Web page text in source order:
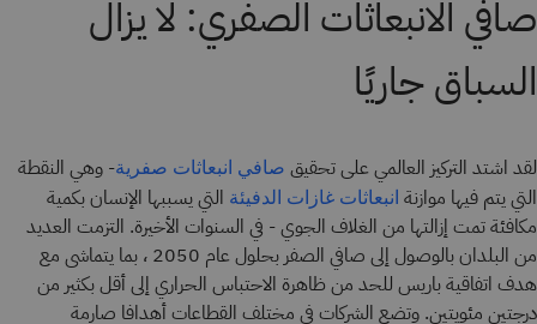
صافي الانبعاثات الصفري: لا يزال
السباق جاريًا
لقد اشتد التركيز العالمي على تحقيق صافي انبعاثات صفرية- وهي النقطة
التي يتم فيها موازنة انبعاثات غازات الدفيئة التي يسببها الإنسان بكمية
مكافئة تمت إزالتها من الغلاف الجوي - في السنوات الأخيرة. التزمت العديد
من البلدان بالوصول إلى صافي الصفر بحلول عام 2050 ، بما يتماشى مع
هدف اتفاقية باريس للحد من ظاهرة الاحتباس الحراري إلى أقل بكثير من
درجتين مئويتين. وتضع الشركات في مختلف القطاعات أهدافا صارمة